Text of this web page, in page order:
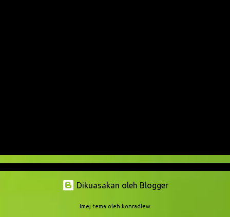
a
Dikuasakan oleh Blogger
Imej tema oleh konradlew